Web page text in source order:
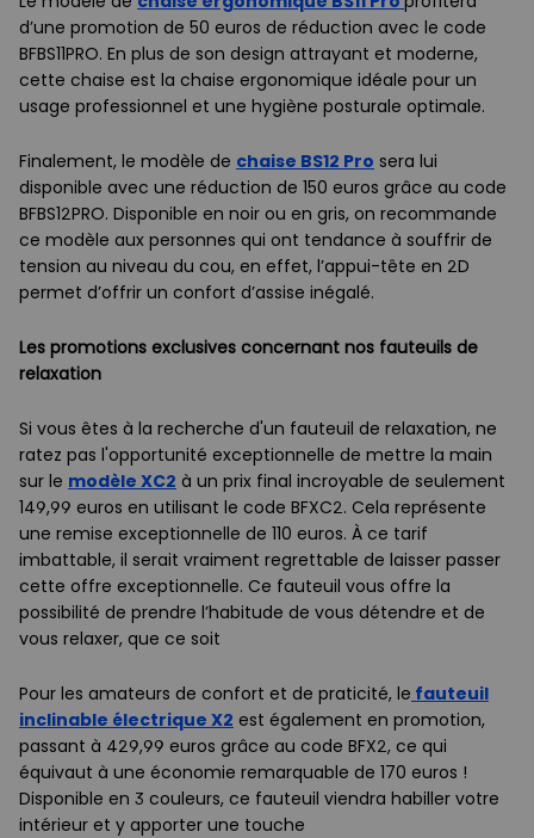
d’une promotion de 50 euros de réduction avec le code
BFBS11PRO. En plus de son design attrayant et moderne,
cette chaise est la chaise ergonomique idéale pour un
usage professionnel et une hygiène posturale optimale.
Finalement, le modèle de chaise BS12 Pro sera lui
disponible avec une réduction de 150 euros grâce au code
BFBS12PRO. Disponible en noir ou en gris, on recommande
ce modèle aux personnes qui ont tendance à souffrir de
tension au niveau du cou, en effet, l’appui-tête en 2D
permet d’offrir un confort d’assise inégalé.
Les promotions exclusives concernant nos fauteuils de
relaxation
Si vous êtes à la recherche d'un fauteuil de relaxation, ne
ratez pas l'opportunité exceptionnelle de mettre la main
sur le modèle XC2 à un prix final incroyable de seulement
149,99 euros en utilisant le code BFXC2. Cela représente
une remise exceptionnelle de 110 euros. À ce tarif
imbattable, il serait vraiment regrettable de laisser passer
cette offre exceptionnelle. Ce fauteuil vous offre la
possibilité de prendre l’habitude de vous détendre et de
vous relaxer, que ce soit
Pour les amateurs de confort et de praticité, le fauteuil
inclinable électrique X2 est également en promotion,
passant à 429,99 euros grâce au code BFX2, ce qui
équivaut à une économie remarquable de 170 euros !
Disponible en 3 couleurs, ce fauteuil viendra habiller votre
intérieur et y apporter une touche